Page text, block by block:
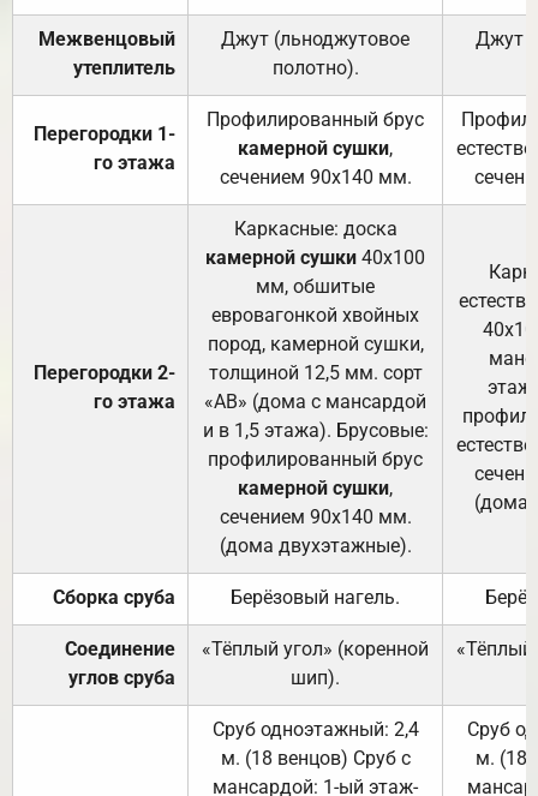
Межвенцовый
утеплитель
Джут (льноджутовое
полотно).
Джут
Перегородки 1-
го этажа
Профилированный брус
камерной сушки,
сечением 90х140 мм.
Перегородки 2-
го этажа
Каркасные: доска
камерной сушки 40х100
мм, обшитые
евровагонкой хвойных
пород, камерной сушки,
толщиной 12,5 мм. сорт
«АВ» (дома с мансардой
и в 1,5 этажа). Брусовые:
профилированный брус
камерной сушки,
сечением 90х140 мм.
(дома двухэтажные).
(дома
Сборка сруба Берёзовый нагель.
Соединение
углов сруба
«Тёплый угол» (коренной
шип).
«Тёплый
Сруб одноэтажный: 2,4
м. (18 венцов) Сруб с
мансардой: 1-ый этаж-
Сруб
м. (18